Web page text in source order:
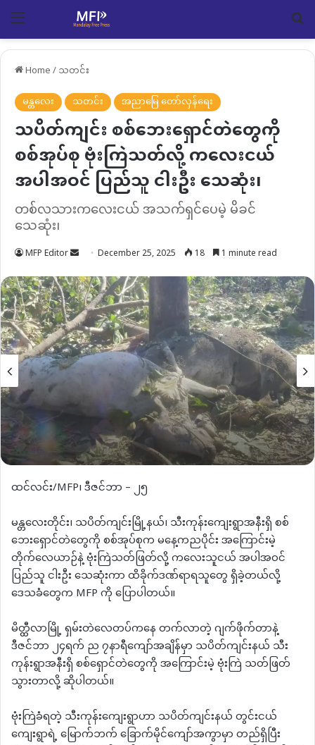
Menu
Home/သတင်း
မန္တလေး
သတင်း အညာမြေ တော်လှန်ရေး
သပိတ်ကျင်း စစ်ဘေးရှောင်တဲတွေကို
စစ်အုပ်စု ဗုံးကြဲသတ်လို့ ကလေးငယ်
အပါအဝင် ပြည်သူ ငါးဦး သေဆုံး၊
တစ်လသားကလေးငယ် အသက်ရှင်ပေမဲ့ မိခင်
သေဆုံး၊
MFP Editor Send
email
December 25, 2025 18 1 minute read
ထင်လင်း/MFP၊ ဒီဇင်ဘာ – ၂၅
မန္တလေးတိုင်း၊ သပိတ်ကျင်းမြို့နယ်၊ သီးကုန်းကျေးရွာအနီးရှိ စစ်
ဘေးရှောင်တဲတွေကို စစ်အုပ်စုက မနေ့ကညပိုင်း အကြောင်းမဲ့
တိုက်လေယာဉ်နဲ့ ဗုံးကြဲသတ်ဖြတ်လို့ ကလေးသူငယ် အပါအဝင်
ပြည်သူ ငါးဦး သေဆုံးကာ ထိခိုက်ဒဏ်ရာရသူတွေ ရှိခဲ့တယ်လို့
ဒေသခံတွေက MFP ကို ပြောပါတယ်။
မိတ္ထီလာမြို့ ရှမ်းတဲလေတပ်ကနေ တက်လာတဲ့ ဂျက်ဖိုက်တာနဲ့
ဒီဇင်ဘာ ၂၄ရက် ည ၇နာရီကျော်အချိန်မှာ သပိတ်ကျင်းနယ် သီး
ကုန်းရွာအနီးရှိ စစ်ရှောင်တဲတွေကို အကြောင်းမဲ့ ဗုံးကြဲ သတ်ဖြတ်
သွားတာလို့ ဆိုပါတယ်။
ဗုံးကြဲခံရတဲ့ သီးကုန်းကျေးရွာဟာ သပိတ်ကျင်းနယ် တွင်းငယ်
ကျေးရွာရဲ့ မြောက်ဘက် ခြောက်မိုင်‌ကျော်အကွာမှာ တည်ရှိပြီး